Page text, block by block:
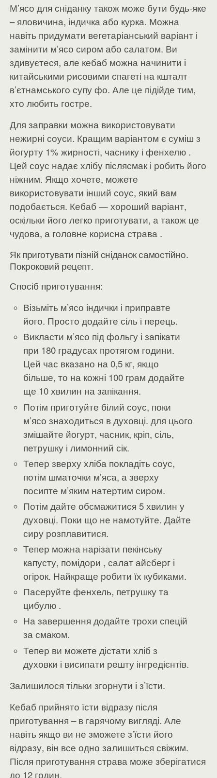
М’ясо для сніданку також може бути будь-яке
– яловичина, індичка або курка. Можна
навіть придумати вегетаріанський варіант і
замінити м’ясо сиром або салатом. Ви
здивуєтеся, але кебаб можна начинити і
китайськими рисовими спагеті на кшталт
в’єтнамського супу фо. Але це підійде тим,
хто любить гостре.
Для заправки можна використовувати
нежирні соуси. Кращим варіантом є суміш з
йогурту 1% жирності, часнику і фенхелю .
Цей соус надає хлібу післясмак і робить його
ніжним. Якщо хочете, можете
використовувати інший соус, який вам
подобається. Кебаб — хороший варіант,
оскільки його легко приготувати, а також це
чудова, а головне корисна страва .
Як приготувати пізній сніданок самостійно.
Покроковий рецепт.
Спосіб приготування:
Візьміть м’ясо індички і приправте
його. Просто додайте сіль і перець.
Викласти м’ясо під фольгу і запікати
при 180 градусах протягом години.
Цей час вказано на 0,5 кг, якщо
більше, то на кожні 100 грам додайте
ще 10 хвилин на запікання.
Потім приготуйте білий соус, поки
м’ясо знаходиться в духовці. для цього
змішайте йогурт, часник, кріп, сіль,
петрушку і лимонний сік.
Тепер зверху хліба покладіть соус,
потім шматочки м’яса, а зверху
посипте м’яким натертим сиром.
Потім дайте обсмажитися 5 хвилин у
духовці. Поки що не намотуйте. Дайте
сиру розплавитися.
Тепер можна нарізати пекінську
капусту, помідори , салат айсберг і
огірок. Найкраще робити їх кубиками.
Пасеруйте фенхель, петрушку та
цибулю .
На завершення додайте трохи спецій
за смаком.
Тепер ви можете дістати хліб з
духовки і висипати решту інгредієнтів.
Залишилося тільки згорнути і з’їсти.
Кебаб прийнято їсти відразу після
приготування – в гарячому вигляді. Але
навіть якщо ви не зможете з’їсти його
відразу, він все одно залишиться свіжим.
Після приготування страва може зберігатися
до 12 годин.